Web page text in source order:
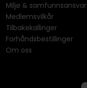
Miljø & samfunnsansvar
Medlemsvilkår
Tilbakekallinger
Forhåndsbestillinger
Om oss